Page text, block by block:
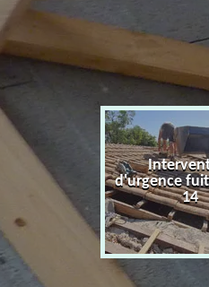
de
d'urgence
14